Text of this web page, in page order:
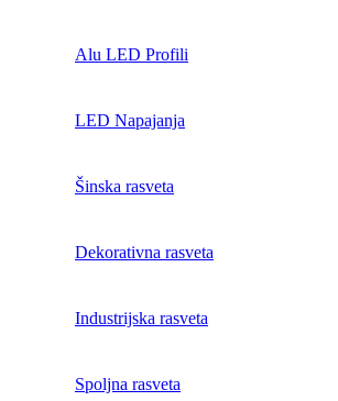
Alu LED Profili
LED Napajanja
Šinska rasveta
Dekorativna rasveta
Industrijska rasveta
Spoljna rasveta